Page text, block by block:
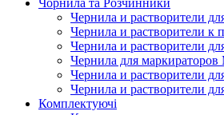
Чорнила та Розчинники
Чернила и растворители
Чернила и растворители к
Чернила и растворители
Чернила для маркираторов
Чернила и растворители
Чернила и растворители
Комплектуючі